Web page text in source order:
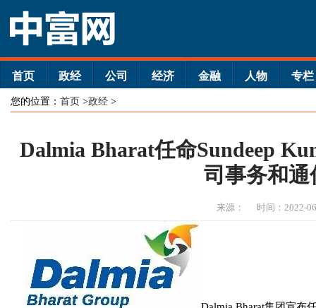
首页 政经 公司 经济 金融 人物 专栏
您的位置： 首页 >政经 >
Dalmia Bharat任命Sundeep
司事务和通
来源： 时间：2022-